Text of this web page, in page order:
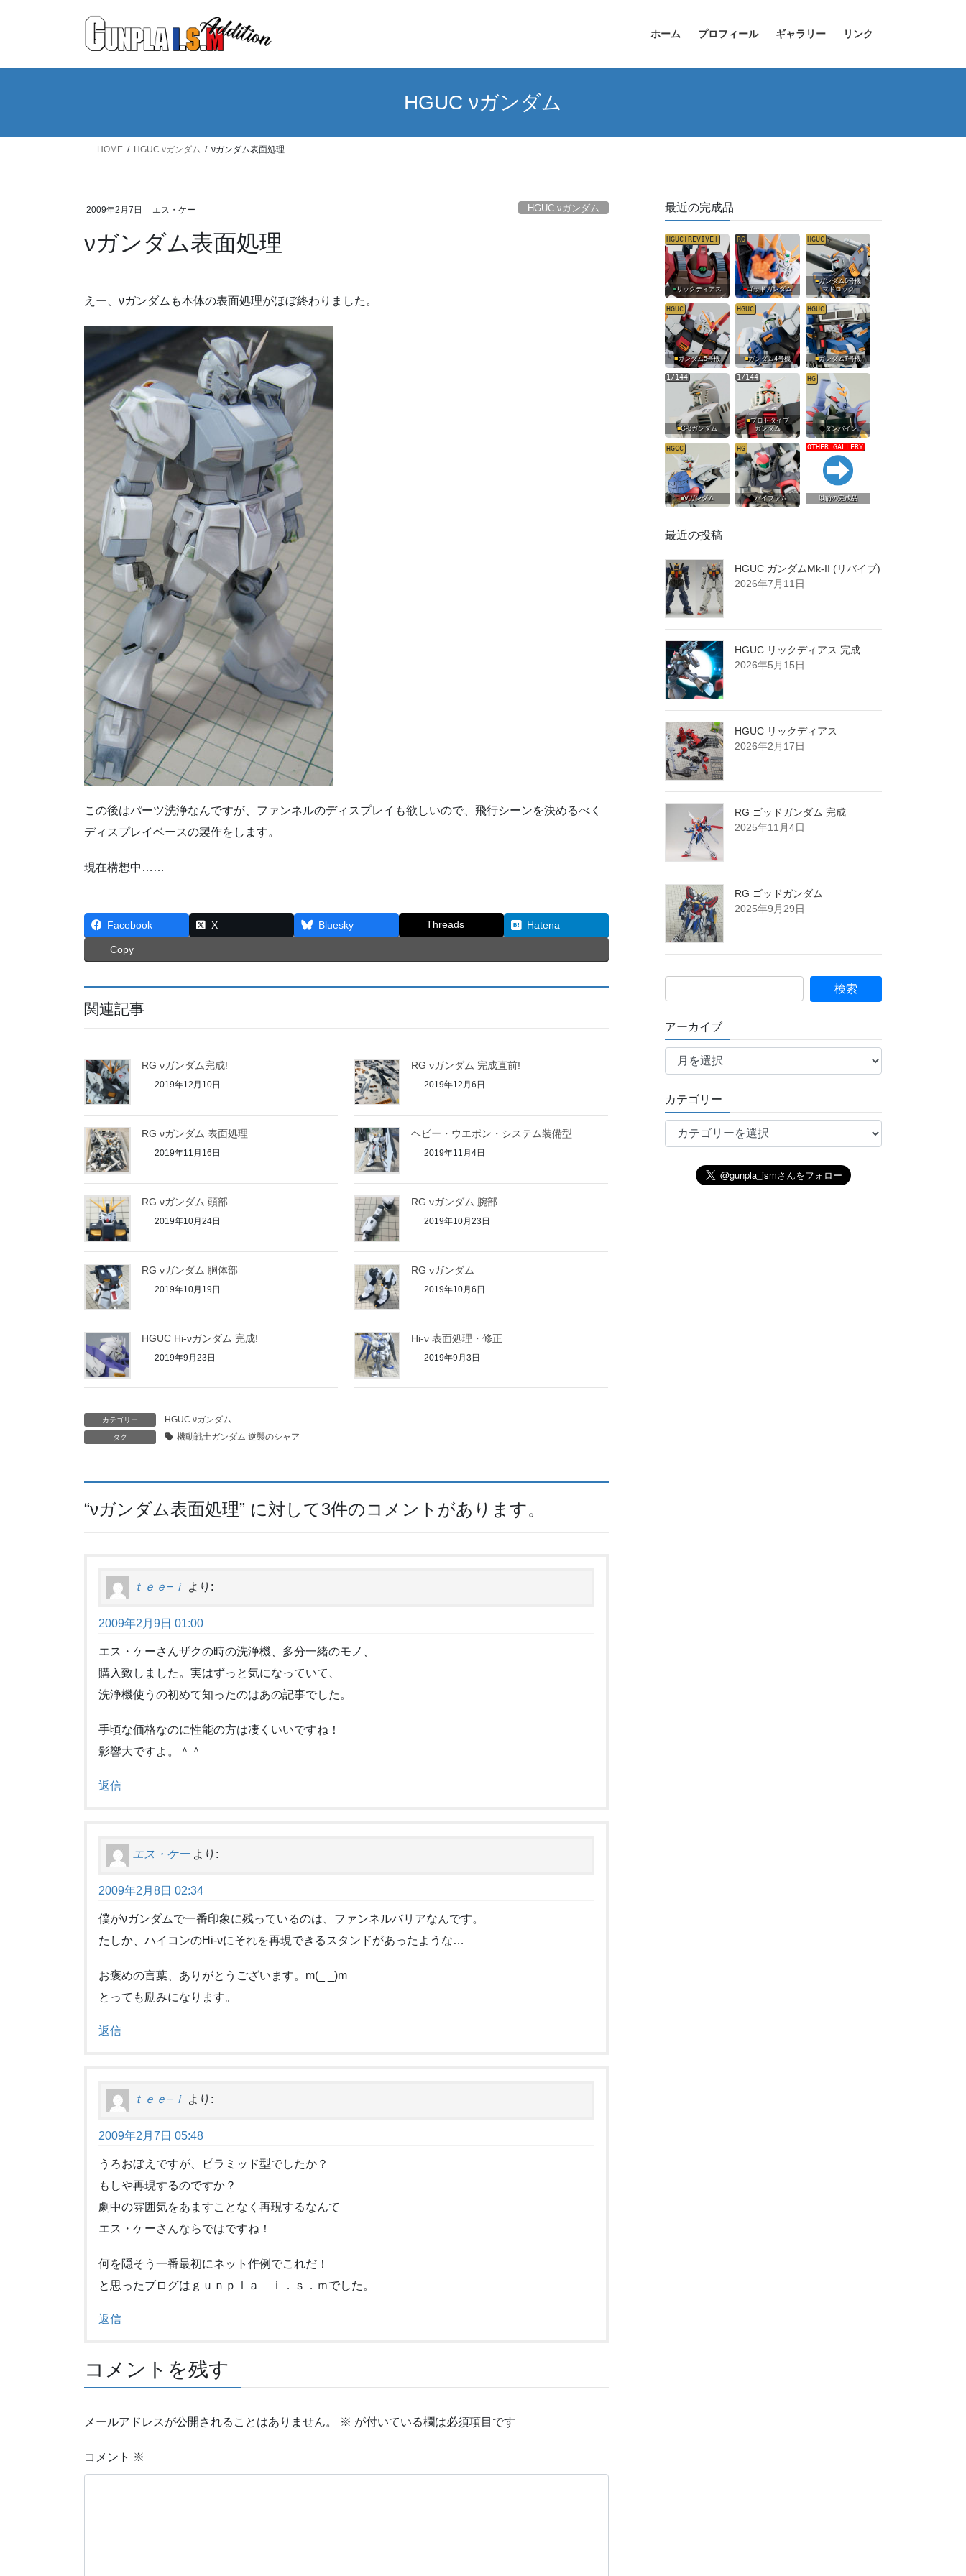
ホーム プロフィール ギャラリー リンク
HGUC νガンダム
HOME HGUC νガンダム νガンダム表面処理
2009年2月7日 エス・ケー HGUC νガンダム
νガンダム表面処理
えー、νガンダムも本体の表面処理がほぼ終わりました。
この後はパーツ洗浄なんですが、ファンネルのディスプレイも欲しいので、飛行シーンを決めるべく
ディスプレイベースの製作をします。
現在構想中……
Facebook X Bluesky Threads Hatena
Copy
関連記事
RG νガンダム完成!
2019年12月10日
RG νガンダム 完成直前!
2019年12月6日
RG νガンダム 表面処理
2019年11月16日
ヘビー・ウエポン・システム装備型
2019年11月4日
RG νガンダム 頭部
2019年10月24日
RG νガンダム 腕部
2019年10月23日
RG νガンダム 胴体部
2019年10月19日
RG νガンダム
2019年10月6日
HGUC Hi-νガンダム 完成!
2019年9月23日
Hi-ν 表面処理・修正
2019年9月3日
カテゴリー HGUC νガンダム
タグ 機動戦士ガンダム 逆襲のシャア
“νガンダム表面処理” に対して3件のコメントがあります。
ｔｅｅ−ｉ より:
2009年2月9日 01:00
エス・ケーさんザクの時の洗浄機、多分一緒のモノ、
購入致しました。実はずっと気になっていて、
洗浄機使うの初めて知ったのはあの記事でした。
手頃な価格なのに性能の方は凄くいいですね！
影響大ですよ。＾＾
返信
エス・ケー より:
2009年2月8日 02:34
僕がνガンダムで一番印象に残っているのは、ファンネルバリアなんです。
たしか、ハイコンのHi-νにそれを再現できるスタンドがあったような…
お褒めの言葉、ありがとうございます。m(_ _)m
とっても励みになります。
返信
ｔｅｅ−ｉ より:
2009年2月7日 05:48
うろおぼえですが、ピラミッド型でしたか？
もしや再現するのですか？
劇中の雰囲気をあますことなく再現するなんて
エス・ケーさんならではですね！
何を隠そう一番最初にネット作例でこれだ！
と思ったブログはｇｕｎｐｌａ ｉ．ｓ．ｍでした。
返信
コメントを残す
メールアドレスが公開されることはありません。 ※ が付いている欄は必須項目です
コメント ※
最近の完成品
HGUC[REVIVE]
■リックディアス
RG
■ゴッドガンダム
HGUC
■ガンダム6号機
マドロック
HGUC
■ガンダム5号機
HGUC
■ガンダム4号機
HGUC
■ガンダム7号機
1/144
■G-3ガンダム
1/144
■プロトタイプ
ガンダム
HG
◆ダンバイン
HGCC
■∀ガンダム
HG
◆バイファム
OTHER GALLERY
以前の完成品
最近の投稿
HGUC ガンダムMk-II (リバイブ)
2026年7月11日
HGUC リックディアス 完成
2026年5月15日
HGUC リックディアス
2026年2月17日
RG ゴッドガンダム 完成
2025年11月4日
RG ゴッドガンダム
2025年9月29日
アーカイブ
ア
イ
ブ
カテゴリー
テ